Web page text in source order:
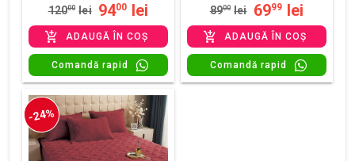
12000 lei 9400 lei
ADAUGĂ ÎN COȘ
Comandă rapid
8900 lei 6999 lei
ADAUGĂ ÎN COȘ
Comandă rapid
-24%